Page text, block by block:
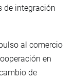
de integración
al comercio
en
de